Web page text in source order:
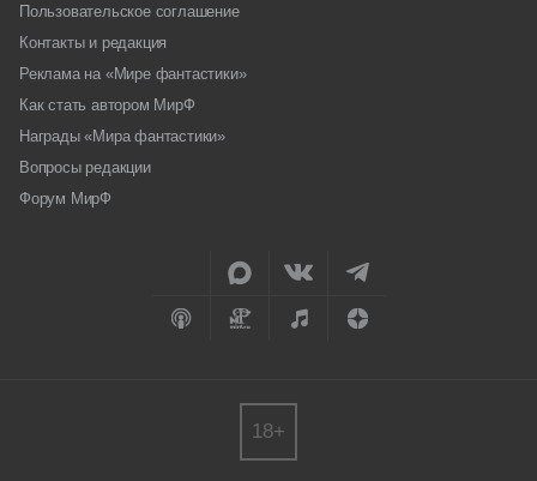
Пользовательское соглашение
Контакты и редакция
Реклама на «Мире фантастики»
Как стать автором МирФ
Награды «Мира фантастики»
Вопросы редакции
Форум МирФ
18+